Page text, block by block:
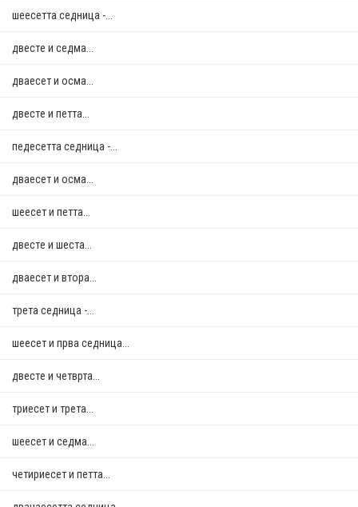
шеесетта седница -...
двестe и седма...
дваесет и осма...
двестe и петта...
педесетта седница -...
дваесет и осма...
шеесет и петта...
двестe и шеста...
дваесет и втора...
трета седница -...
шеесет и прва седница...
двестe и четврта...
триесет и трета...
шеесет и седма...
четириесет и петта...